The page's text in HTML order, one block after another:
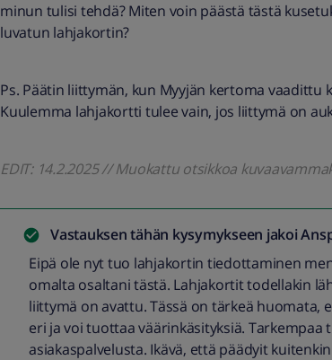
minun tulisi tehdä? Miten voin päästä tästä
luvatun lahjakortin?
Ps. Päätin liittymän, kun Myyjän kertoma vaadittu
Kuulemma lahjakortti tulee vain, jos liittymä on
EDIT: 14.2.2025 // Muokattu otsikkoa
Vastauksen tähän kysymykseen jakoi
Eipä ole nyt tuo lahjakortin tiedottaminen
omalta osaltani tästä. Lahjakortit todellakin
liittymä on avattu. Tässä on tärkeä huomata,
eri ja voi tuottaa väärinkäsityksiä. Tarkempaa
asiakaspalvelusta. Ikävä, että päädyit